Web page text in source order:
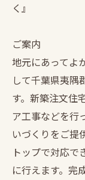
く』
ご案内
地元にあってよ
して千葉県夷隅
す。新築注文住
ア工事などを行
いづくりをご提
トップで対応で
に行えます。完